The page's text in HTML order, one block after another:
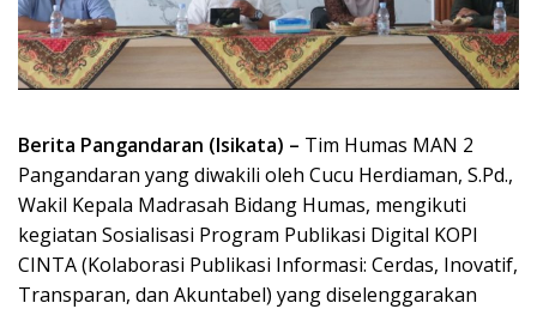
Berita Pangandaran (Isikata) – Tim Humas MAN 2
Pangandaran yang diwakili oleh Cucu Herdiaman, S.Pd.,
Wakil Kepala Madrasah Bidang Humas, mengikuti
kegiatan Sosialisasi Program Publikasi Digital KOPI
CINTA (Kolaborasi Publikasi Informasi: Cerdas, Inovatif,
Transparan, dan Akuntabel) yang diselenggarakan